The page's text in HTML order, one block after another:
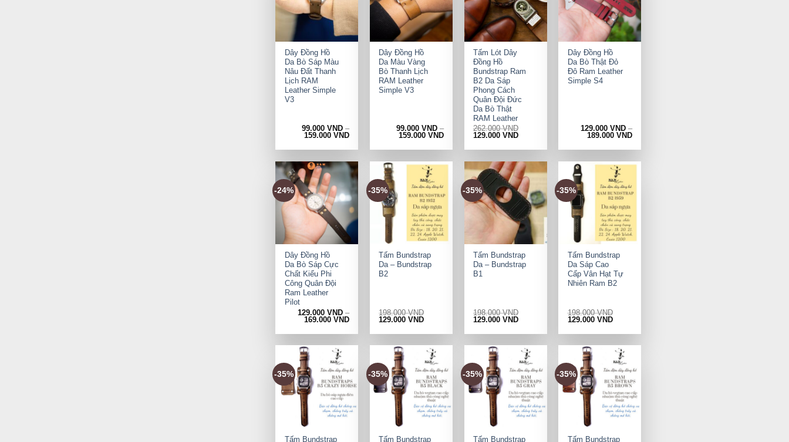
Dây Đồng Hồ
Da Bò Sáp Màu
Nâu Đất Thanh
Lịch RAM
Leather Simple
V3
99.000 VND–
159.000 VND
Dây Đồng Hồ
Da Màu Vàng
Bò Thanh Lịch
RAM Leather
Simple V3
99.000 VND–
159.000 VND
+
Tấm Lót Dây
Đồng Hồ
Bundstrap Ram
B2 Da Sáp
Phong Cách
Quân Đội Đức
Da Bò Thật
RAM Leather
262.000VND
Original
was:
129.000 VNDCurrent
is:
Dây Đồng Hồ
Da Bò Thật Đỏ
Đô Ram Leather
Simple S4
129.000 VND–
189.000 VND
-24%
+
Dây Đồng Hồ
Da Bò Sáp Cực
Chất Kiểu Phi
Công Quân Đội
Ram Leather
Pilot
129.000 VND–
169.000 VND
-35%
Tấm Bundstrap
Da – Bundstrap
B2
198.000VND
Original
was:
129.000VNDCurrent
is:
-35%
Tấm Bundstrap
Da – Bundstrap
B1
198.000VND
Original
was:
129.000 VNDCurrent
is:
-35%
+
Tấm Bundstrap
Da Sáp Cao
Cấp Vân Hạt Tự
Nhiên Ram B2
198.000VND
Original
was:
129.000 VNDCurrent
is:
-35%
Tấm Bundstrap
-35%
Tấm Bundstrap
-35%
Tấm Bundstrap
-35%
Tấm Bundstrap